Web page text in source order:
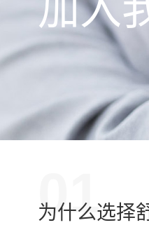
加入
01
为什么选择